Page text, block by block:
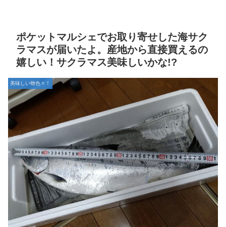
ポケットマルシェでお取り寄せした海サク
ラマスが届いたよ。産地から直接買えるの
嬉しい！サクラマス美味しいかな!?
美味しい物色々！